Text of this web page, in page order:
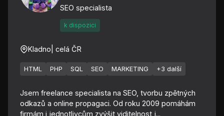
SEO specialista
k dispozici
Kladno | celá ČR
HTML PHP SQL SEO MARKETING +3 další
Jsem freelance specialista na SEO, tvorbu zpětných
odkazů a online propagaci. Od roku 2009 pomáhám
firmám i jednotlivcům zvýšit viditelnost j...